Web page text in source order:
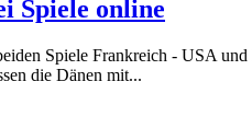
Spiele online
Spiele Frankreich - USA
die Dänen mit...